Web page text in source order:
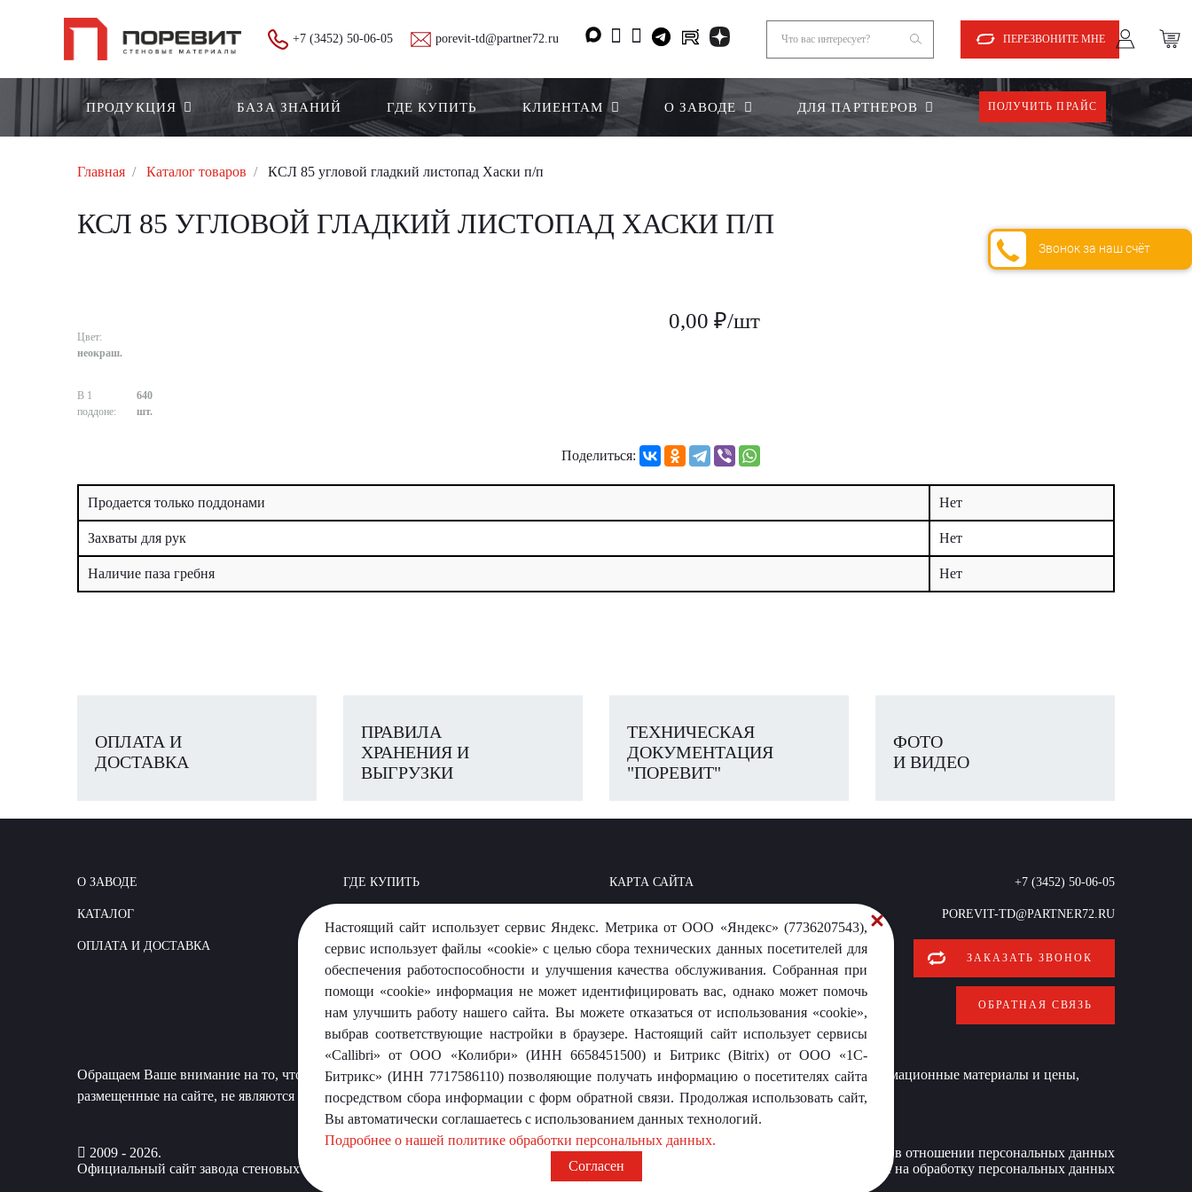
+7 (3452) 50-06-05 porevit-td@partner72.ru ПЕРЕЗВОНИТЕ МНЕ
ПРОДУКЦИЯ БАЗА ЗНАНИЙ ГДЕ КУПИТЬ КЛИЕНТАМ О ЗАВОДЕ ДЛЯ ПАРТНЕРОВ ПОЛУЧИТЬ ПРАЙС
Главная Каталог товаров КСЛ 85 угловой гладкий листопад Хаски п/п
КСЛ 85 УГЛОВОЙ ГЛАДКИЙ ЛИСТОПАД ХАСКИ П/П
Цвет:
неокраш.
В 1
поддоне:
640
шт.
0,00 ₽/шт
Поделиться:
Продается только поддонами Нет
Захваты для рук Нет
Наличие паза гребня Нет
ОПЛАТА И
ДОСТАВКА
ПРАВИЛА
ХРАНЕНИЯ И
ВЫГРУЗКИ
ТЕХНИЧЕСКАЯ
ДОКУМЕНТАЦИЯ
"ПОРЕВИТ"
ФОТО
И ВИДЕО
О ЗАВОДЕ
КАТАЛОГ
ОПЛАТА И ДОСТАВКА
ГДЕ КУПИТЬ
ВОПРОС-ОТВЕТ
КАРТА САЙТА +7 (3452) 50-06-05
POREVIT-TD@PARTNER72.RU
ЗАКАЗАТЬ ЗВОНОК
ОБРАТНАЯ СВЯЗЬ
Обращаем Ваше внимание на то, что данный сайт носит исключительно информационный характер и ни при каких условиях информационные материалы и цены,
размещенные на сайте, не являются публичной офертой.
2009 - 2026.
Официальный сайт завода стеновых материалов «Поревит»
Политика в отношении персональных данных
Согласие на обработку персональных данных
Настоящий сайт использует сервис Яндекс. Метрика от ООО «Яндекс» (7736207543),
сервис использует файлы «cookie» с целью сбора технических данных посетителей для
обеспечения работоспособности и улучшения качества обслуживания. Собранная при
помощи «cookie» информация не может идентифицировать вас, однако может помочь
нам улучшить работу нашего сайта. Вы можете отказаться от использования «cookie»,
выбрав соответствующие настройки в браузере. Настоящий сайт использует сервисы
«Callibri» от ООО «Колибри» (ИНН 6658451500) и Битрикс (Bitrix) от ООО «1С-
Битрикс» (ИНН 7717586110) позволяющие получать информацию о посетителях сайта
посредством сбора информации с форм обратной связи. Продолжая использовать сайт,
Вы автоматически соглашаетесь с использованием данных технологий.
Подробнее о нашей политике обработки персональных данных.
Согласен
Звонок за наш счёт